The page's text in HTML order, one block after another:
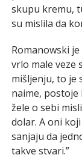
skupu kremu,
su mislila da
Romanowski
vrlo male veze
mišljenju, to je
naime, postoje
žele o sebi
dolar. A oni
sanjaju da
takve stvari.”